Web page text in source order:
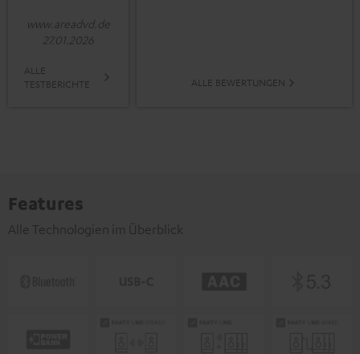
www.areadvd.de
27.01.2026
ALLE
TESTBERICHTE
ALLE BEWERTUNGEN
Features
Alle Technologien im Überblick